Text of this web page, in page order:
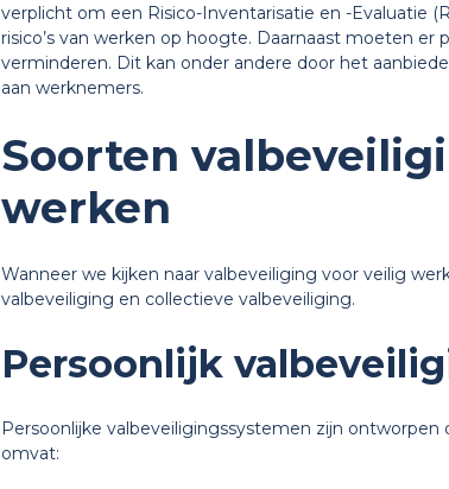
verplicht om een Risico-Inventarisatie en -Evaluatie
risico’s van werken op hoogte. Daarnaast moeten
verminderen. Dit kan onder andere door het
aan werknemers.
Soorten
werken
Wanneer we kijken naar valbeveiliging voor veilig
valbeveiliging en collectieve valbeveiliging.
Persoonlijk
Persoonlijke valbeveiligingssystemen zijn
omvat: